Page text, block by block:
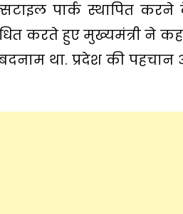
पार्क स्थापित करने
करते हुए मुख्यमंत्री ने
था. प्रदेश की